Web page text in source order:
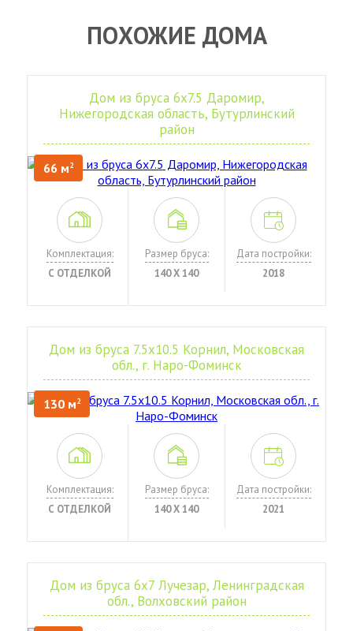
ПОХОЖИЕ ДОМА
Дом из бруса 6х7.5 Даромир,
Нижегородская область, Бутурлинский
район
66 м2
Комплектация:
С ОТДЕЛКОЙ
Размер бруса:
140 Х 140
Дата постройки:
2018
Дом из бруса 7.5х10.5 Корнил, Московская
обл., г. Наро-Фоминск
130 м2
Комплектация:
С ОТДЕЛКОЙ
Размер бруса:
140 Х 140
Дата постройки:
2021
Дом из бруса 6х7 Лучезар, Ленинградская
обл., Волховский район